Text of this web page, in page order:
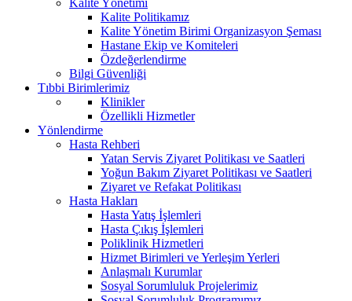
Kalite Politikamız
Kalite Yönetim Birimi Organizasyon Şeması
Hastane Ekip ve Komiteleri
Özdeğerlendirme
Bilgi Güvenliği
Tıbbi Birimlerimiz
Klinikler
Özellikli Hizmetler
Yönlendirme
Hasta Rehberi
Yatan Servis Ziyaret Politikası ve Saatleri
Yoğun Bakım Ziyaret Politikası ve Saatleri
Ziyaret ve Refakat Politikası
Hasta Hakları
Hasta Yatış İşlemleri
Hasta Çıkış İşlemleri
Poliklinik Hizmetleri
Hizmet Birimleri ve Yerleşim Yerleri
Anlaşmalı Kurumlar
Sosyal Sorumluluk Projelerimiz